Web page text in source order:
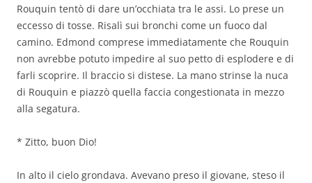
Rouquin tentò di dare un’occhiata tra le assi. Lo prese un
eccesso di tosse. Risalì sui bronchi come un fuoco dal
camino. Edmond comprese immediatamente che Rouquin
non avrebbe potuto impedire al suo petto di esplodere e di
farli scoprire. Il braccio si distese. La mano strinse la nuca
di Rouquin e piazzò quella faccia congestionata in mezzo
alla segatura.
* Zitto, buon Dio!
In alto il cielo grondava. Avevano preso il giovane, steso il